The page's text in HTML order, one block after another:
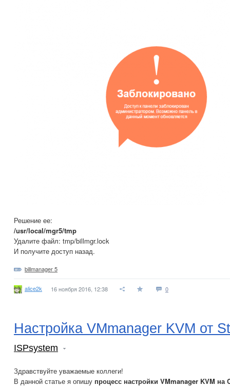
Решение ее:
/usr/local/mgr5/tmp
Удалите файл: tmp/billmgr.lock
И получите доступ назад.
billmanager 5
alice2k 16 ноября 2016, 12:38 0
Настройка VMmanager KVM от
ISPsystem
Здравствуйте уважаемые коллеги!
В данной статье я опишу процесс настройки VMmanager KVM на